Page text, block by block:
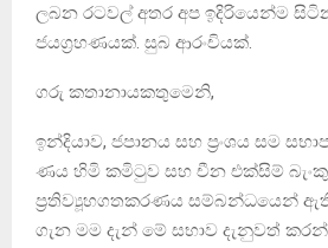
ලබන රටවල් අතර අප ඉදිරියෙන්ම
ජයග්‍රහණයක්. සුබ ආරංචියක්.
ගරු කතානායකතුමෙනි,
ඉන්දියාව, ජපානය සහ ප්‍රංශය සම
ණය හිමි කමිටුව සහ චීන එක්සිම්
ප්‍රතිව්‍යූහගතකරණය සම්බන්ධයෙන්
ගැන මම දැන් මේ සභාව දැනුවත්